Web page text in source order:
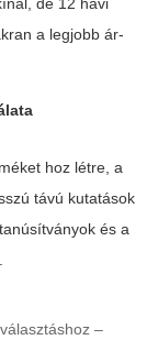
a legjobb ár-
hoz létre, a
távú kutatások
és a
–